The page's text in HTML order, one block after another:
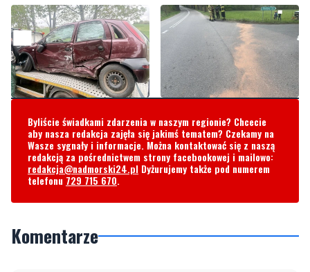
Byliście świadkami zdarzenia w naszym regionie? Chcecie
aby nasza redakcja zajęła się jakimś tematem? Czekamy na
redakcją za pośrednictwem strony facebookowej i mailowo:
telefonu729 715 670